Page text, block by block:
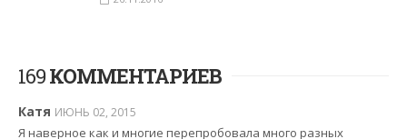
169КОММЕНТАРИЕВ
Катя ИЮНЬ 02, 2015
Я наверное как и многие перепробовала много разных